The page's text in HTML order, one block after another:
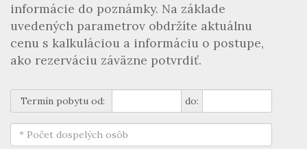
informácie do poznámky. Na základe
uvedených parametrov obdržíte aktuálnu
cenu s kalkuláciou a informáciu o postupe,
ako rezerváciu záväzne potvrdiť.
Termín pobytu od: do: